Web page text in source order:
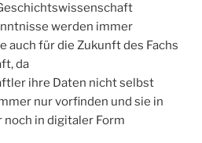
werden immer
auch für die Zukunft des Fachs
da
ihre Daten nicht selbst
nur vorfinden und sie in
in digitaler Form